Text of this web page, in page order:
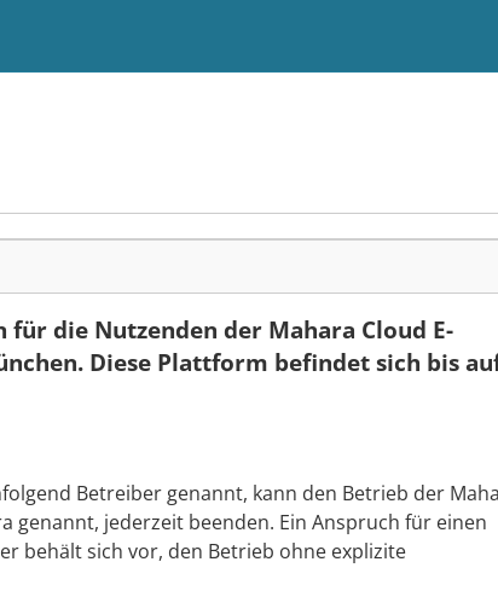
für die Nutzenden der Mahara Cloud E-
Diese Plattform befindet sich bis
Betreiber genannt, kann den Betrieb der
genannt, jederzeit beenden. Ein Anspruch für einen
behält sich vor, den Betrieb ohne explizite